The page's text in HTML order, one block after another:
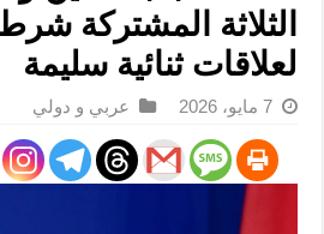
الثلاثة المشتركة
لعلاقات ثنائية سليمة
7 مايو، 2026 عربي و دولي